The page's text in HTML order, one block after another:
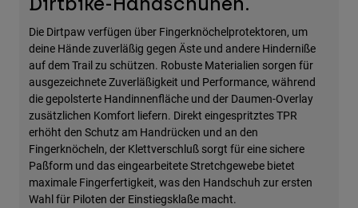
Die Dirtpaw verfügen über Fingerknöchelprotektoren, um
deine Hände zuverläßig gegen Äste und andere Hinderniße
auf dem Trail zu schützen. Robuste Materialien sorgen für
ausgezeichnete Zuverläßigkeit und Performance, während
die gepolsterte Handinnenfläche und der Daumen-Overlay
zusätzlichen Komfort liefern. Direkt eingespritztes TPR
erhöht den Schutz am Handrücken und an den
Fingerknöcheln, der Klettverschluß sorgt für eine sichere
Paßform und das eingearbeitete Stretchgewebe bietet
maximale Fingerfertigkeit, was den Handschuh zur ersten
Wahl für Piloten der Einstiegsklaße macht.